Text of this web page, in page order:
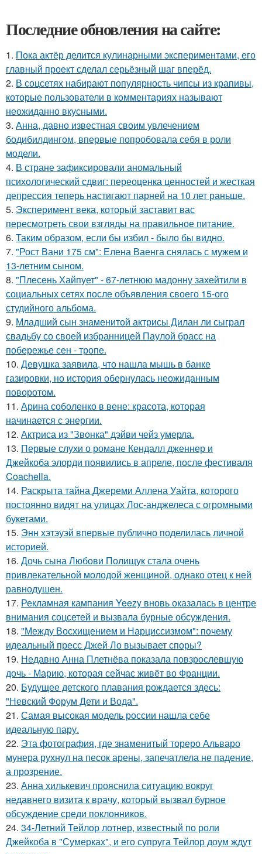
Последние обновления на сайте:
1. Пока актёр делится кулинарными экспериментами, его
главный проект сделал серьёзный шаг вперёд.
2. В соцсетях набирают популярность чипсы из крапивы,
которые пользователи в комментариях называют
неожиданно вкусными.
3. Анна, давно известная своим увлечением
бодибилдингом, впервые попробовала себя в роли
модели.
4. В стране зафиксировали аномальный
психологический сдвиг: переоценка ценностей и жесткая
депрессия теперь настигают парней на 10 лет раньше.
5. Эксперимент века, который заставит вас
пересмотреть свои взгляды на правильное питание.
6. Таким образом, если бы избил - было бы видно.
7. "Рост Вани 175 см": Елена Ваенга снялась с мужем и
13-летним сыном.
8. "Плесень Хайпует" - 67-летнюю мадонну захейтили в
социальных сетях после объявления своего 15-ого
студийного альбома.
9. Младший сын знаменитой актрисы Дилан ли сыграл
свадьбу со своей избранницей Паулой брасс на
побережье сен - тропе.
10. Девушка заявила, что нашла мышь в банке
газировки, но история обернулась неожиданным
поворотом.
11. Арина соболенко в вене: красота, которая
начинается с энергии.
12. Актриса из "Звонка" дэйви чейз умерла.
13. Первые слухи о романе Кендалл дженнер и
Джейкоба элорди появились в апреле, после фестиваля
Coachella.
14. Раскрыта тайна Джереми Аллена Уайта, которого
постоянно видят на улицах Лос-анджелеса с огромными
букетами.
15. Энн хэтэуэй впервые публично поделилась личной
историей.
16. Дочь сына Любови Полищук стала очень
привлекательной молодой женщиной, однако отец к ней
равнодушен.
17. Рекламная кампания Yeezy вновь оказалась в центре
внимания соцсетей и вызвала бурные обсуждения.
18. "Между Восхищением и Нарциссизмом": почему
идеальный пресс Джей Ло вызывает споры?
19. Недавно Анна Плетнёва показала повзрослевшую
дочь - Марию, которая сейчас живёт во Франции.
20. Будущее детского плавания рождается здесь:
"Невский Форум Дети и Вода".
21. Самая высокая модель россии нашла себе
идеальную пару.
22. Эта фотография, где знаменитый тореро Альваро
мунера рухнул на песок арены, запечатлела не падение,
а прозрение.
23. Анна хилькевич прояснила ситуацию вокруг
недавнего визита к врачу, который вызвал бурное
обсуждение среди поклонников.
24. 34-Летний Тейлор лотнер, известный по роли
Джейкоба в "Сумерках", и его супруга Тейлор доум ждут